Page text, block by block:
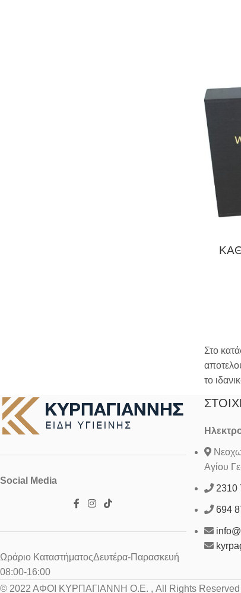
Στο
το
Social Media
Ωράριο ΚαταστήματοςΔευτέρα-Παρασκευή
08:00-16:00
Αγίου
2310
694
© 2022 ΑΦΟΙ ΚΥΡΠΑΓΙΑΝΝΗ Ο.Ε. , All Rights Reserved